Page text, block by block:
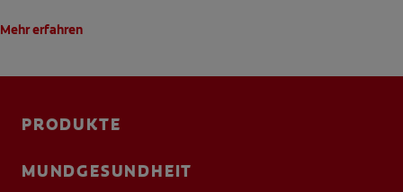
Mehr erfahren
PRODUKTE
MUNDGESUNDHEIT